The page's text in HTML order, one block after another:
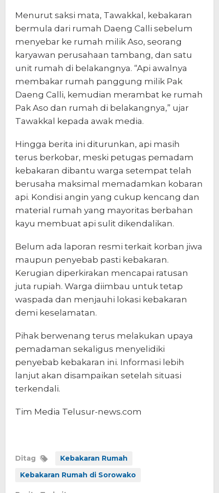
Menurut saksi mata, Tawakkal, kebakaran
bermula dari rumah Daeng Calli sebelum
menyebar ke rumah milik Aso, seorang
karyawan perusahaan tambang, dan satu
unit rumah di belakangnya. “Api awalnya
membakar rumah panggung milik Pak
Daeng Calli, kemudian merambat ke rumah
Pak Aso dan rumah di belakangnya,” ujar
Tawakkal kepada awak media.
Hingga berita ini diturunkan, api masih
terus berkobar, meski petugas pemadam
kebakaran dibantu warga setempat telah
berusaha maksimal memadamkan kobaran
api. Kondisi angin yang cukup kencang dan
material rumah yang mayoritas berbahan
kayu membuat api sulit dikendalikan.
Belum ada laporan resmi terkait korban jiwa
maupun penyebab pasti kebakaran.
Kerugian diperkirakan mencapai ratusan
juta rupiah. Warga diimbau untuk tetap
waspada dan menjauhi lokasi kebakaran
demi keselamatan.
Pihak berwenang terus melakukan upaya
pemadaman sekaligus menyelidiki
penyebab kebakaran ini. Informasi lebih
lanjut akan disampaikan setelah situasi
terkendali.
Tim Media Telusur-news.com
Ditag
Kebakaran Rumah
Kebakaran Rumah di Sorowako